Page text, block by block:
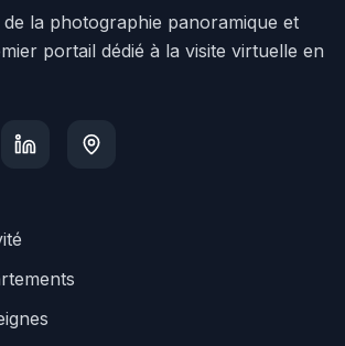
la photographie panoramique et
portail dédié à la visite virtuelle en